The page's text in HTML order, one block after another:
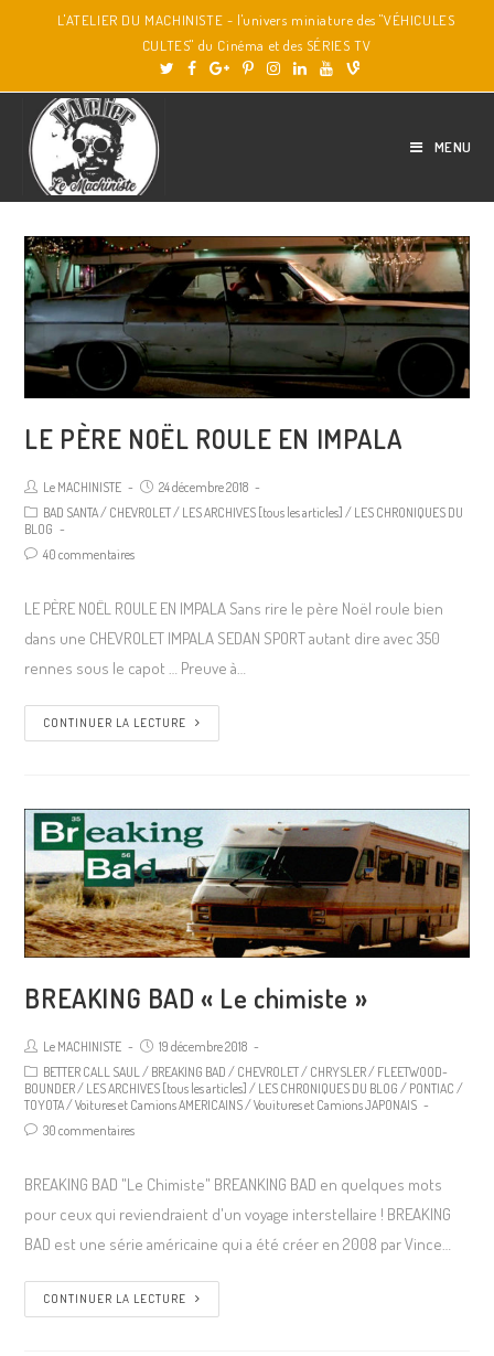
L'ATELIER DU MACHINISTE - l'univers miniature des "VÉHICULES
CULTES" du Cinéma et des SÉRIES TV
MENU
LE PÈRE NOËL ROULE EN IMPALA
Le MACHINISTE
24 décembre 2018
BAD SANTA/ CHEVROLET/ LES ARCHIVES [tous les articles] / LES CHRONIQUES DU
BLOG
40 commentaires
LE PÈRE NOËL ROULE EN IMPALA Sans rire le père Noël roule bien
dans une CHEVROLET IMPALA SEDAN SPORT autant dire avec 350
rennes sous le capot … Preuve à…
CONTINUER LA LECTURE
BREAKING BAD « Le chimiste »
Le MACHINISTE
19 décembre 2018
BETTER CALL SAUL/ BREAKING BAD / CHEVROLET/ CHRYSLER/ FLEETWOOD-
BOUNDER/ LES ARCHIVES [tous les articles] / LES CHRONIQUES DU BLOG / PONTIAC /
TOYOTA/Voitures et Camions AMERICAINS/Vouitures et Camions JAPONAIS
30 commentaires
BREAKING BAD "Le Chimiste" BREANKING BAD en quelques mots
pour ceux qui reviendraient d'un voyage interstellaire ! BREAKING
BAD est une série américaine qui a été créer en 2008 par Vince…
CONTINUER LA LECTURE